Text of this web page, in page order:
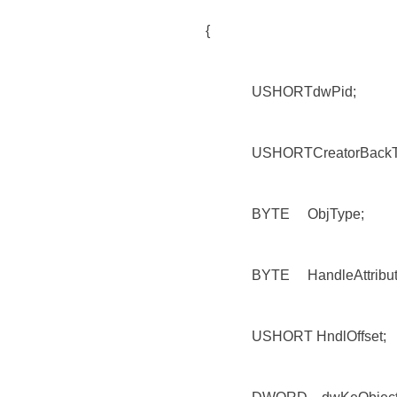
{
BYTE ObjType;
BYTE
USHORT HndlOffset;